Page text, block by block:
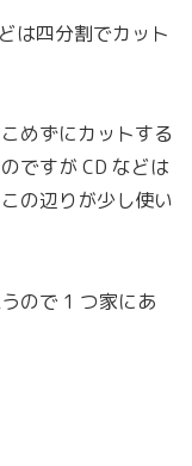
は四分割でカット
めずにカットする
ですが CD などは
の辺りが少し使い
ので 1 つ家にあ